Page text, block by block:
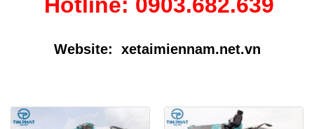
Website: xetaimiennam.net.vn